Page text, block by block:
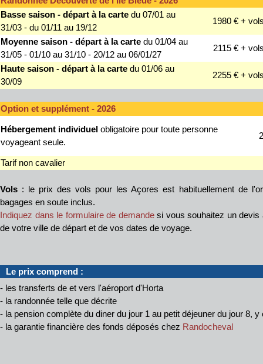
Basse saison - départ à la carte du 07/01 au
31/03 - du 01/11 au 19/12
1980 € +
Moyenne saison - départ à la carte du 01/04 au
31/05 - 01/10 au 31/10 - 20/12 au 06/01/27
2115 € +
Haute saison - départ à la carte du 01/06 au
30/09
2255 € +
Option et supplément - 2026
Hébergement individuel obligatoire pour toute personne
voyageant seule.
Tarif non cavalier
Vols : le prix des vols pour les Açores est habituellement de
bagages en soute inclus.
Indiquez dans le formulaire de demandesi vous souhaitez un devis
de votre ville de départ et de vos dates de voyage.
Le prix comprend :
- les transferts de et vers l'aéroport d'Horta
- la randonnée telle que décrite
- la pension complète du diner du jour 1 au petit déjeuner du jour 8,
- la garantie financière des fonds déposés chez Randocheval